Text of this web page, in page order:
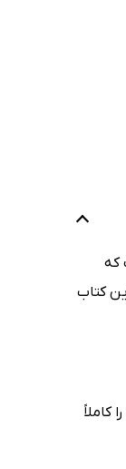
که
کتاب
کاملاً